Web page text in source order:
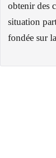
obtenir des
situation
fondée sur